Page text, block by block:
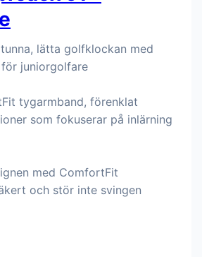
lätta golfklockan med
för juniorgolfare
tygarmband, förenklat
som fokuserar på inlärning
med ComfortFit
och stör inte svingen